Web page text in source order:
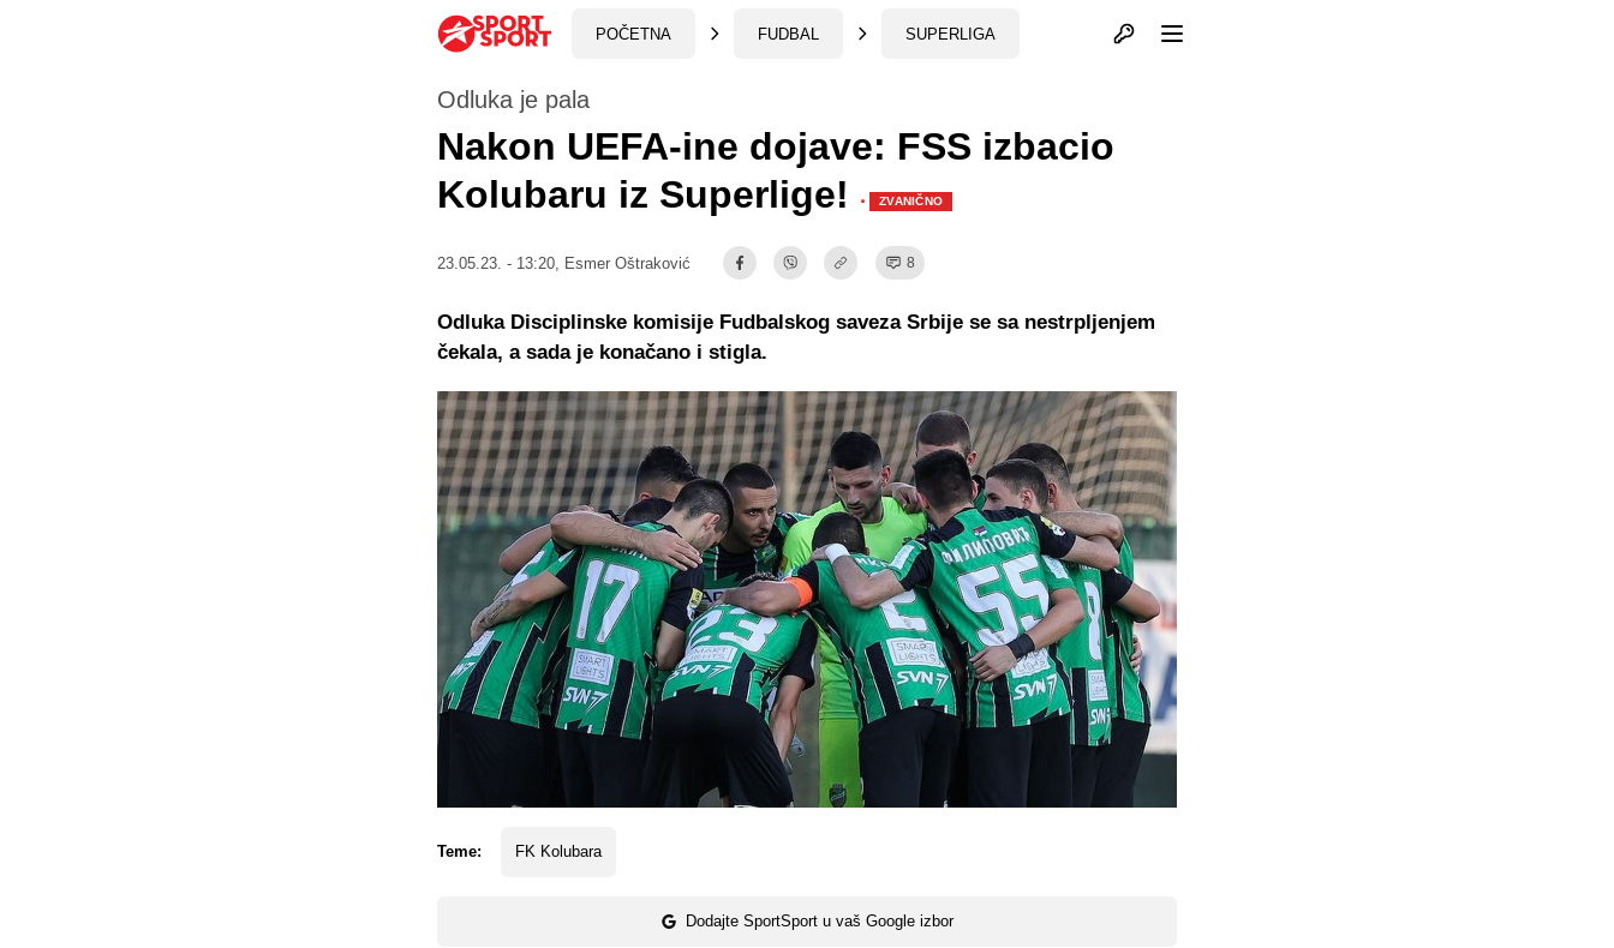
POČETNA FUDBAL SUPERLIGA Otvori profil
Odluka je pala
Nakon UEFA-ine dojave: FSS izbacio
Kolubaru iz Superlige!
· ZVANIČNO
23.05.23. - 13:20, Esmer Oštraković 8
Teme: FK Kolubara
Dodajte SportSport u vaš Google izbor
Odluka Disciplinske komisije Fudbalskog saveza Srbije se sa nestrpljenjem
čekala, a sada je konačano i stigla.